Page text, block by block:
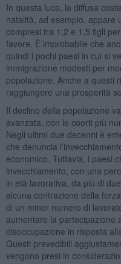
In questa luce, la diffusa
natalità, ad esempio, appare
compresi tra 1,2 e 1,5 figli
favore. È improbabile che
quindi i pochi paesi in cui si
immigrazione modesti per
popolazione. Anche a questi
raggiungere una prosperità
Il declino della popolazione
avanzata, con le coorti più
Negli ultimi due decenni è
che denuncia
economico. Tuttavia, i paesi
invecchiamento, con una
in età lavorativa, da più di
alcuna contrazione della
di un minor numero di
aumentare la partecipazione
disoccupazione in risposta
Questi prevedibili
vengono presi in